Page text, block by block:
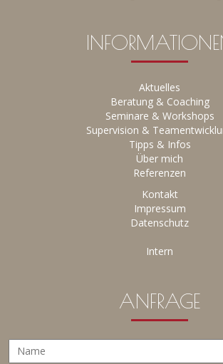
Aktuelles
Beratung & Coaching
Seminare & Workshops
Supervision &
Tipps & Infos
Über mich
Referenzen
Kontakt
Impressum
Datenschutz
Intern
ANFRAGE